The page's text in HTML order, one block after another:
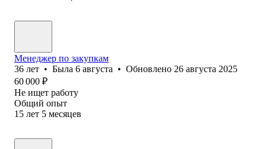
Менеджер по закупкам
36 лет • Была 6 августа • Обновлено 26 августа 2025
60 000 ₽
Не ищет работу
Общий опыт
15 лет 5 месяцев